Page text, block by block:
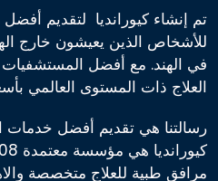
تم إنشاء كيورانديا لتقديم
للأشخاص الذين يعيشون خارج
في الهند. مع أفضل المستشفيات
العلاج ذات المستوى العالمي
رسالتنا هي تقديم أفضل خدمات
مرافق طبية للعلاج متخصصة